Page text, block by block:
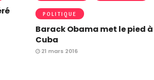
POLITIQUE
Barack Obama met le pied à
Cuba
21 mars 2016